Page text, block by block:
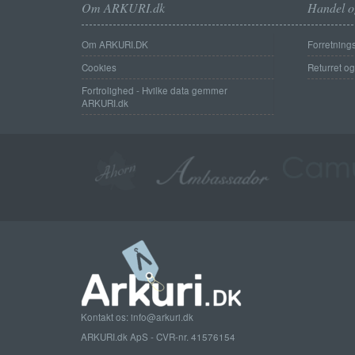
Om ARKURI.dk
Om ARKURI.DK
Cookies
Fortrolighed - Hvilke data gemmer
ARKURI.dk
Handel
Returret
Kontakt os: info@arkuri.dk
ARKURI.dk ApS - CVR-nr. 41576154